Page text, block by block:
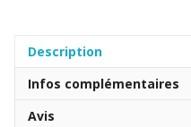
tatoueurs
PAPIER
Description
Infos complémentaires
Avis